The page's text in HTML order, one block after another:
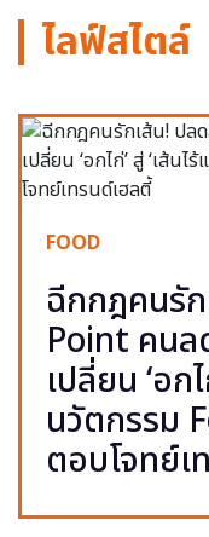
ไลฟ์สไตล์
FOOD
ฉีกกฎคนรั
Point คนล
เปลี่ยน ‘อก
นวัตกรรม
ตอบโจทย์เ